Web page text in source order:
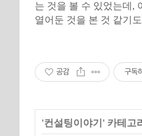
는 것을 볼 수 있었는데,
열어둔 것을 본 것 같기
공감 구독
'컨설팅이야기 ' 카테고